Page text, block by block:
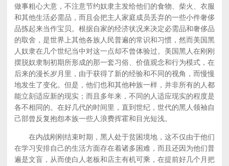
做事粗心大意，不注意节约奴隶主发给他们的食物、柴火、衣服
和其他生活必需品，而且会把主人家庭成员丢弃的一些小件奢侈
品拣起来当作宝贝。根据自家的经济状况来决定必需品和奢侈品
的取舍，是世界上其他各族人民普遍的常识和习惯，然而美国黑
人奴隶在几个世纪当中对这一点却不曾体验过。美国黑人在刚刚
摆脱奴隶制初期所形成的那一套习俗、价值观念和行为模式，在
后来的漫长岁月里，由于获得了新的经验和不同的视角，而慢慢
地发生了变化。但是，他们也和其他种族一样，并非所有的人都
能立刻适应新的现实；而且多年来，不同的人适应现实的程度是
各不相同的。在好几代的时间里，直到世纪，世代的黑人领袖自
己部曾反复抱怨本族一些人浪费挥霍和目光短浅。
在内战刚刚结束时期，黑人处于贫困境地，这不仅由于他们
在学习安排自己的生活方面存在着诸多困难，而且还因为他们普
遍是文盲，从而使白人老板和店主有机可乘，在提前好几个月把